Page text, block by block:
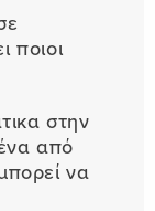
ποιοι
στην
από
να